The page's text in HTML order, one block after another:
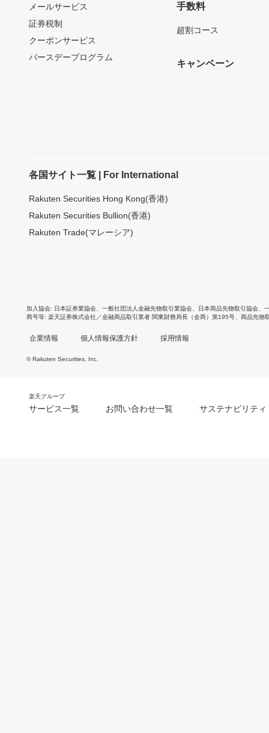
メールサービス
証券税制
クーポンサービス
バースデープログラム
手数料
超割コース
キャンペーン
各国サイト一覧 | For International
Rakuten Securities Hong Kong(香港)
Rakuten Securities Bullion(香港)
Rakuten Trade(マレーシア)
加入協会 日本証券業協会 一般社団法人金融先物取引業協会 日本商品先物取引協会
商号等 楽天証券株式会社／金融商品取引業者 関東財務局長（金商）第195号、商品先物
企業情報 個人情報保護方針 採用情報
© Rakuten Securities, Inc.
楽天グループ
サービス一覧 お問い合わせ一覧 サステナビリティ